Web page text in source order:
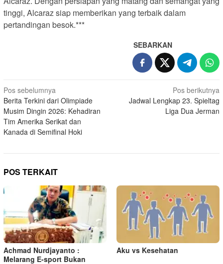
tinggi, Alcaraz siap memberikan yang terbaik dalam
pertandingan besok.***
SEBARKAN
N
a
v
i
s
i
o
s
Pos sebelumnya
Berita Terkini dari Olimpiade
Musim Dingin 2026: Kehadiran
Tim Amerika Serikat dan
Kanada di Semifinal Hoki
Pos berikutnya
Jadwal Lengkap 23. Spieltag
Liga Dua Jerman
POS TERKAIT
Achmad Nurdjayanto :
Melarang E-sport Bukan
Aku vs Kesehatan